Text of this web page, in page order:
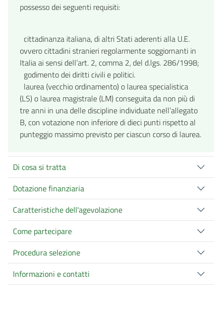
possesso dei seguenti requisiti:
cittadinanza italiana, di altri Stati aderenti alla U.E.
ovvero cittadini stranieri regolarmente soggiornanti in
Italia ai sensi dell’art. 2, comma 2, del d.lgs. 286/1998;
godimento dei diritti civili e politici.
laurea (vecchio ordinamento) o laurea specialistica
(LS) o laurea magistrale (LM) conseguita da non più di
tre anni in una delle discipline individuate nell’allegato
B, con votazione non inferiore di dieci punti rispetto al
punteggio massimo previsto per ciascun corso di laurea.
Di cosa si tratta
Dotazione finanziaria
Caratteristiche dell'agevolazione
Come partecipare
Procedura selezione
Informazioni e contatti